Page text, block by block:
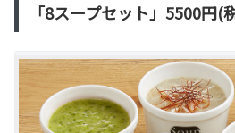
「8スープセット」5500円(